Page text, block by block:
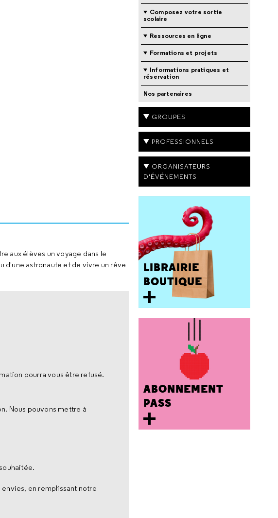
aux élèves un voyage dans le
d'une astronaute et de vivre un rêve
pourra vous être refusé.
Nous pouvons mettre à
en remplissant notre
Composez votre sortie
scolaire
Ressources en ligne
Formations et projets
Informations pratiques et
réservation
Nos partenaires
GROUPES
PROFESSIONNELS
ORGANISATEURS
D'ÉVÉNEMENTS
LIBRAIRIE
BOUTIQUE
ABONNEMENT
PASS